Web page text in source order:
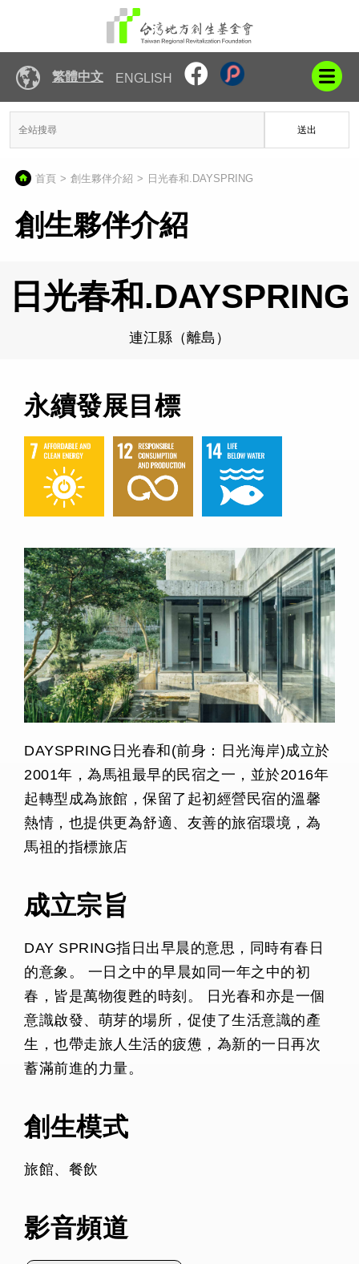
繁體中文 ENGLISH
送出
首頁 創生夥伴介紹 日光春和.DAYSPRING
創生夥伴介紹
日光春和.DAYSPRING
連江縣（離島）
永續發展目標
DAYSPRING日光春和(前身：日光海岸)成立於
2001年，為馬祖最早的民宿之一，並於2016年
起轉型成為旅館，保留了起初經營民宿的溫馨
熱情，也提供更為舒適、友善的旅宿環境，為
馬祖的指標旅店
成立宗旨
DAY SPRING指日出早晨的意思，同時有春日
的意象。 一日之中的早晨如同一年之中的初
春，皆是萬物復甦的時刻。 日光春和亦是一個
意識啟發、萌芽的場所，促使了生活意識的產
生，也帶走旅人生活的疲憊，為新的一日再次
蓄滿前進的力量。
創生模式
旅館、餐飲
影音頻道